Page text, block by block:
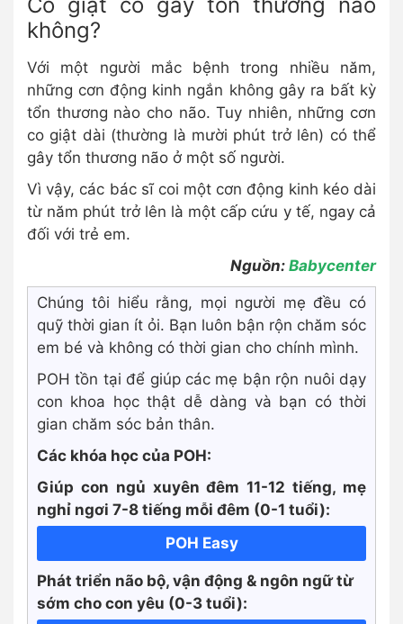
không?
Với một người mắc bệnh trong nhiều năm,
những cơn động kinh ngắn không gây ra bất kỳ
tổn thương nào cho não. Tuy nhiên, những cơn
co giật dài (thường là mười phút trở lên) có thể
gây tổn thương não ở một số người.
Vì vậy, các bác sĩ coi một cơn động kinh kéo dài
từ năm phút trở lên là một cấp cứu y tế, ngay cả
đối với trẻ em.
Nguồn: Babycenter
Chúng tôi hiểu rằng, mọi người mẹ đều có
quỹ thời gian ít ỏi. Bạn luôn bận rộn chăm sóc
em bé và không có thời gian cho chính mình.
POH tồn tại để giúp các mẹ bận rộn nuôi dạy
con khoa học thật dễ dàng và bạn có thời
gian chăm sóc bản thân.
Các khóa học của POH:
Giúp con ngủ xuyên đêm 11-12 tiếng, mẹ
nghỉ ngơi 7-8 tiếng mỗi đêm (0-1 tuổi):
POH Easy
Phát triển não bộ, vận động & ngôn ngữ từ
sớm cho con yêu (0-3 tuổi):